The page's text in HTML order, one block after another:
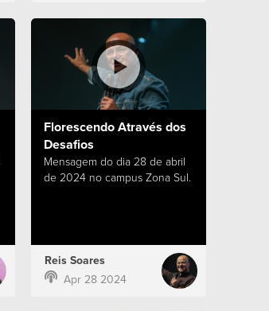
Florescendo Através dos
Desafios
Mensagem do dia 28 de abril
de 2024 no campus Zona Sul.
Reis Soares
Apr 28 2024